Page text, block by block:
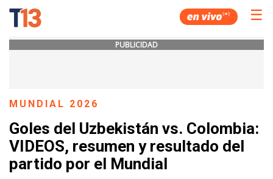
☰
PUBLICIDAD
MUNDIAL 2026
Goles del Uzbekistán vs. Colombia:
VIDEOS, resumen y resultado del
partido por el Mundial